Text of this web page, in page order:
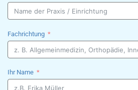
Fachrichtung
Ihr Name